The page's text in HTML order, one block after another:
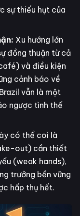
sự thiếu hụt của
Xu hướng lớn
đồng thuận từ cả
và điều kiện
cảnh báo về
vẫn là một
ngược tình thế
có thể coi là
out) cần thiết
(weak hands),
trưởng bền vững
hấp thụ hết.